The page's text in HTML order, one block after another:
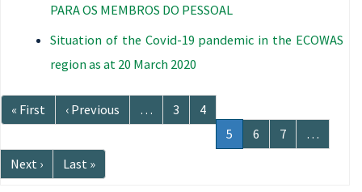
PARA OS MEMBROS DO PESSOAL
Situation of the Covid-19 pandemic in the ECOWAS
region as at 20 March 2020
Paginação
Primeira
página
« First
Página
anterior
‹ Previous … Página
3 Página
4
Página
atual
5 Página
6 Página
7
…
Próxima
página
Next ›
Última
página
Last »